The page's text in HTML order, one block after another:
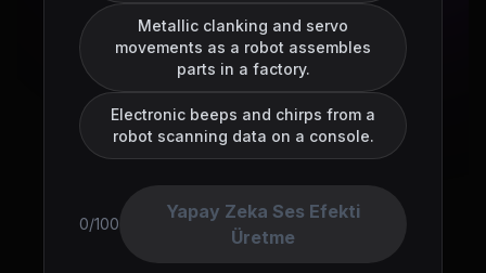
Metallic clanking and servo
movements as a robot assembles
parts in a factory.
Electronic beeps and chirps from a
robot scanning data on a console.
0/100
Yapay Zeka Ses Efekti
Üretme